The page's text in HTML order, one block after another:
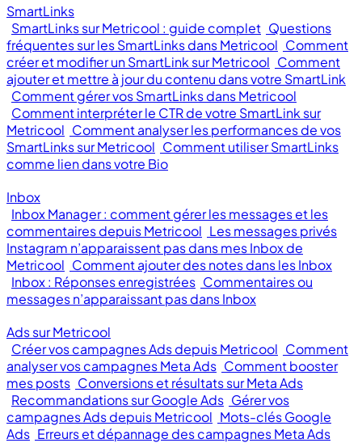
SmartLinks
SmartLinks sur Metricool : guide complet Questions
fréquentes sur les SmartLinks dans Metricool Comment
créer et modifier un SmartLink sur Metricool Comment
ajouter et mettre à jour du contenu dans votre SmartLink
Comment gérer vos SmartLinks dans Metricool
Comment interpréter le CTR de votre SmartLink sur
Metricool Comment analyser les performances de vos
SmartLinks sur Metricool Comment utiliser SmartLinks
comme lien dans votre Bio
Inbox
Inbox Manager : comment gérer les messages et les
commentaires depuis Metricool Les messages privés
Instagram n’apparaissent pas dans mes Inbox de
Metricool Comment ajouter des notes dans les Inbox
Inbox : Réponses enregistrées Commentaires ou
messages n’apparaissant pas dans Inbox
Ads sur Metricool
Créer vos campagnes Ads depuis Metricool Comment
analyser vos campagnes Meta Ads Comment booster
mes posts Conversions et résultats sur Meta Ads
Recommandations sur Google Ads Gérer vos
campagnes Ads depuis Metricool Mots-clés Google
Ads Erreurs et dépannage des campagnes Meta Ads